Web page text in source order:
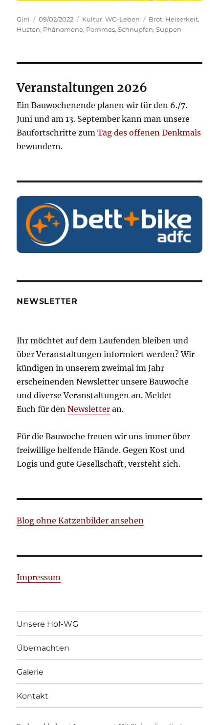
Autor
Gini
Veröffentlicht
am
09/02/2022 Kategorien
Kultur,WG-Leben Schlagwörter
Brot, Heiserkeit,
Husten, Phänomene, Pommes,Schnupfen,Suppen
Veranstaltungen 2026
Ein Bauwochenende planen wir für den 6./7.
Juni und am 13. September kann man unsere
Baufortschritte zumTag des offenen Denkmals
bewundern.
NEWSLETTER
Ihr möchtet auf dem Laufenden bleiben und
über Veranstaltungen informiert werden? Wir
kündigen in unserem zweimal im Jahr
erscheinenden Newsletter unsere Bauwoche
und diverse Veranstaltungen an. Meldet
Euch für denNewsletter an.
Für die Bauwoche freuen wir uns immer über
freiwillige helfende Hände. Gegen Kost und
Logis und gute Gesellschaft, versteht sich.
Blog ohne Katzenbilder ansehen
Impressum
Unsere Hof-WG
Übernachten
Galerie
Kontakt